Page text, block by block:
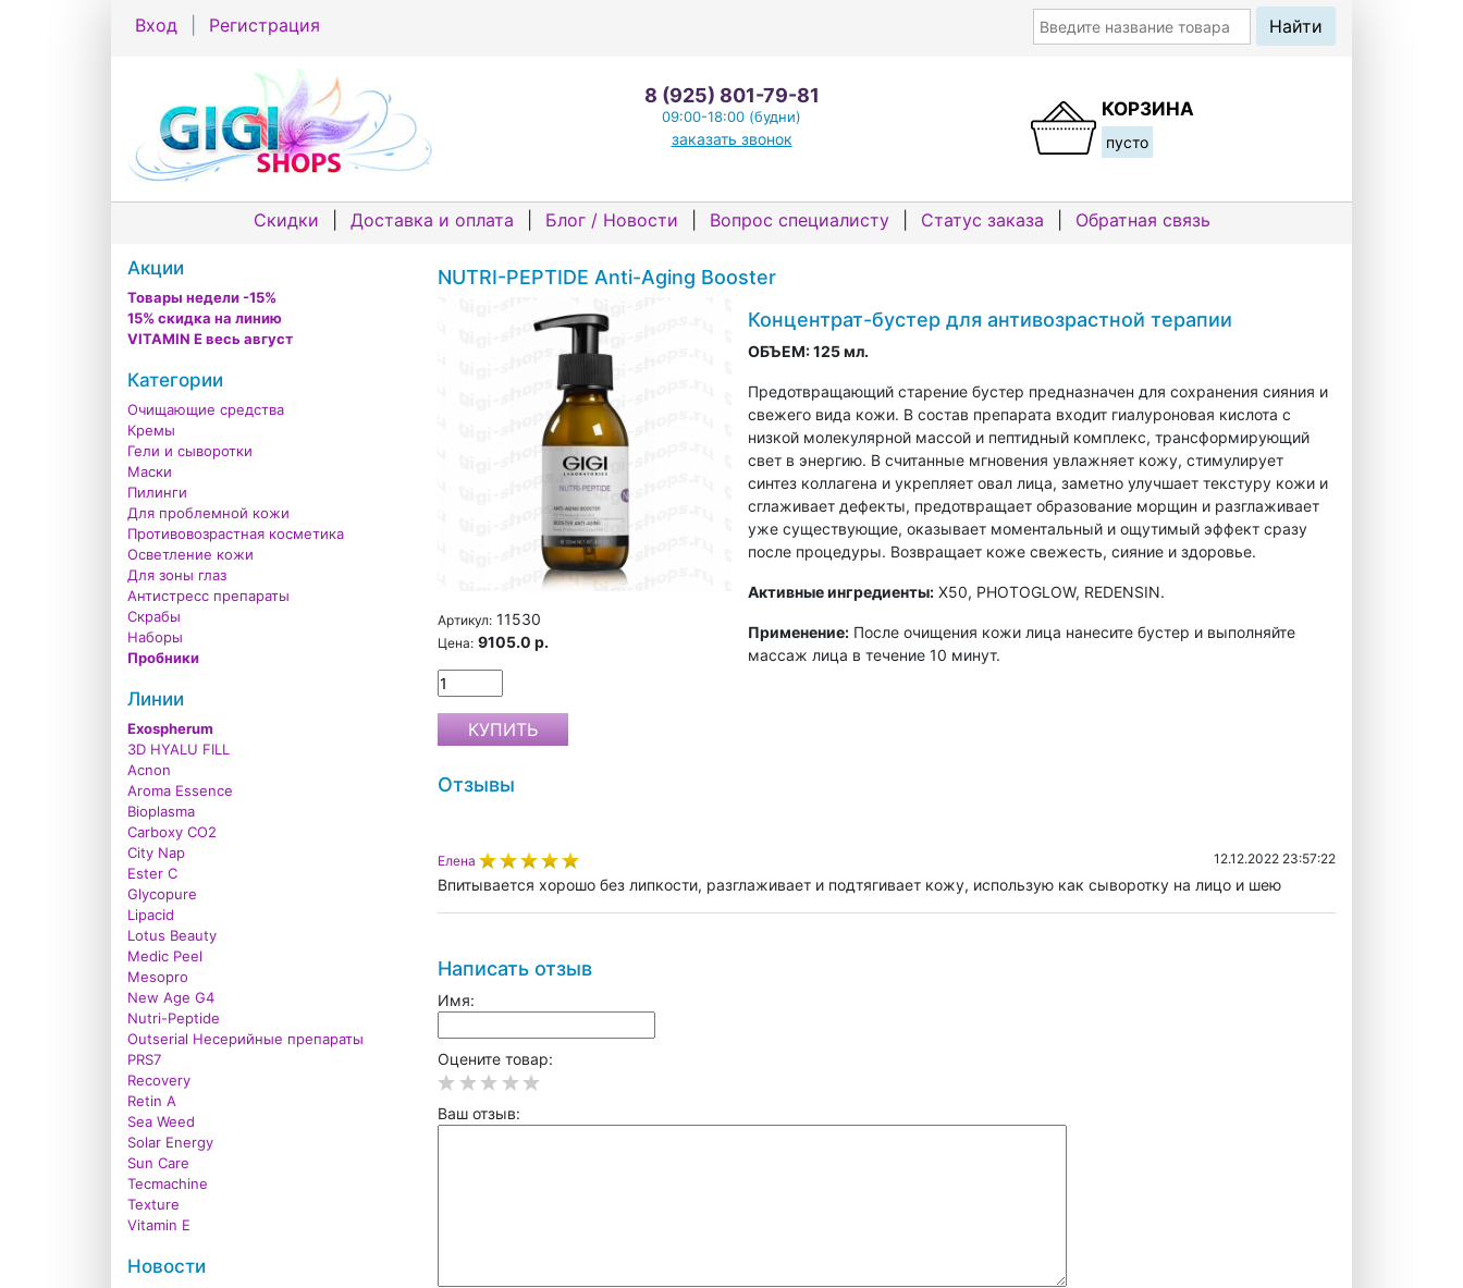
Вход Регистрация
8 (925) 801-79-81
09:00-18:00 (будни)
заказать звонок
КОРЗИНА
пусто
Скидки Доставка и оплата Блог / Новости Вопрос специалисту Статус заказа Обратная связь
Акции
Товары недели -15%
15% скидка на линию
VITAMIN E весь август
Категории
Очищающие средства
Кремы
Гели и сыворотки
Маски
Пилинги
Для проблемной кожи
Противовозрастная косметика
Осветление кожи
Для зоны глаз
Антистресс препараты
Скрабы
Наборы
Пробники
Линии
Exospherum
3D HYALU FILL
Acnon
Aroma Essence
Bioplasma
Carboxy CO2
City Nap
Ester C
Glycopure
Lipacid
Lotus Beauty
Medic Peel
Mesopro
New Age G4
Nutri-Peptide
Outserial Несерийные препараты
PRS7
Recovery
Retin A
Sea Weed
Solar Energy
Sun Care
Tecmachine
Texture
Vitamin E
Новости
NUTRI-PEPTIDE Anti-Aging Booster
Артикул: 11530
Цена: 9105.0 р.
Концентрат-бустер для антивозрастной терапии
ОБЪЕМ:125 мл.
Предотвращающий старение бустер предназначен для сохранения сияния и
свежего вида кожи. В состав препарата входит гиалуроновая кислота с
низкой молекулярной массой и пептидный комплекс, трансформирующий
свет в энергию. В считанные мгновения увлажняет кожу, стимулирует
синтез коллагена и укрепляет овал лица, заметно улучшает текстуру кожи и
сглаживает дефекты, предотвращает образование морщин и разглаживает
уже существующие, оказывает моментальный и ощутимый эффект сразу
после процедуры. Возвращает коже свежесть, сияние и здоровье.
Активные ингредиенты:X50, PHOTOGLOW, REDENSIN.
Применение:После очищения кожи лица нанесите бустер и выполняйте
массаж лица в течение 10 минут.
Отзывы
Елена 12.12.2022 23:57:22
Впитывается хорошо без липкости, разглаживает и подтягивает кожу, использую как сыворотку на лицо и шею
Написать отзыв
Имя:
Оцените товар:
Ваш отзыв: